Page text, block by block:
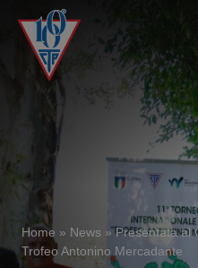
Home » News »Presentata al
Trofeo Antonino Mercadante